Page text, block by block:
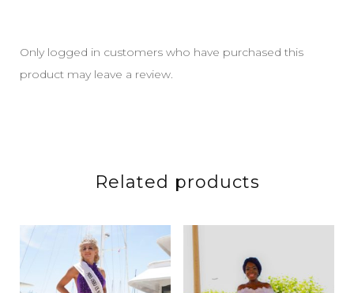
Only logged in customers who have purchased this
product may leave a review.
Related products